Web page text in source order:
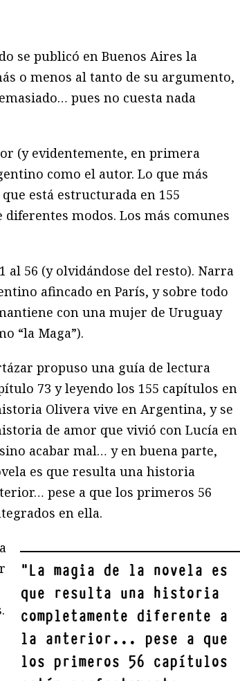
se publicó en Buenos Aires la
o menos al tanto de su argumento,
pues no cuesta nada
(y evidentemente, en primera
como el autor. Lo que más
está estructurada en 155
modos. Los más comunes
56 (y olvidándose del resto). Narra
afincado en París, y sobre todo
con una mujer de Uruguay
“la Maga”).
propuso una guía de lectura
73 y leyendo los 155 capítulos en
Olivera vive en Argentina, y se
de amor que vivió con Lucía en
acabar mal… y en buena parte,
es que resulta una historia
pese a que los primeros 56
en ella.
"La magia de la novela es
que resulta una historia
completamente diferente a
la anterior... pese a que
los primeros 56 capítulos